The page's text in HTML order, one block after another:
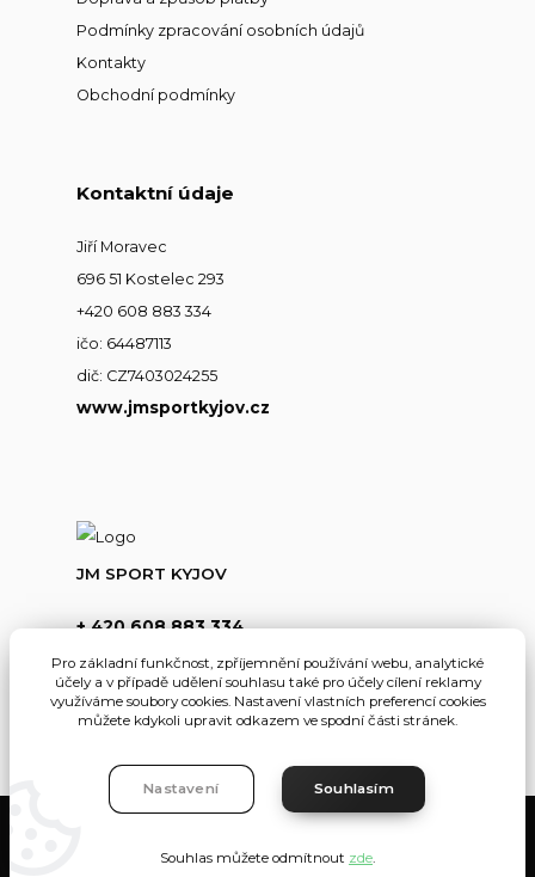
Podmínky zpracování osobních údajů
Kontakty
Obchodní podmínky
Kontaktní údaje
Jiří Moravec
696 51 Kostelec 293
+420 608 883 334
ičo: 64487113
dič: CZ7403024255
www.jmsportkyjov.cz
JM SPORT KYJOV
+ 420 608 883 334
info@jmsportkyjov.cz
Eshop-rychle.cz
Pro základní funkčnost, zpříjemnění používání webu, analytické
účely a v případě udělení souhlasu také pro účely cílení reklamy
využíváme soubory cookies. Nastavení vlastních preferencí cookies
můžete kdykoli upravit odkazem ve spodní části stránek.
Nastavení Souhlasím
Souhlas můžete odmítnout zde.